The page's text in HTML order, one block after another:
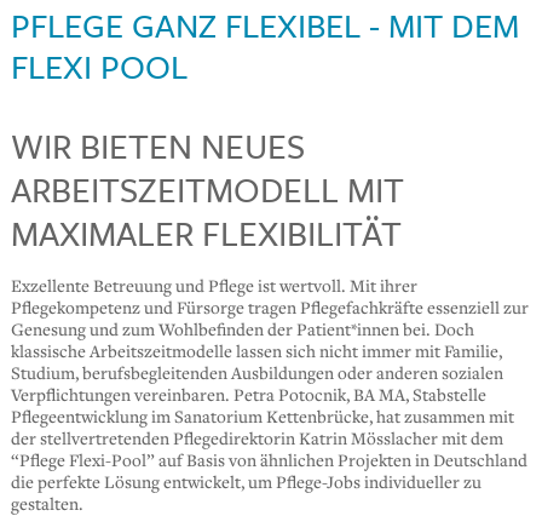
PFLEGE GANZ FLEXIBEL - MIT DEM
FLEXI POOL
WIR BIETEN NEUES
ARBEITSZEITMODELL MIT
MAXIMALER FLEXIBILITÄT
Exzellente Betreuung und Pflege ist wertvoll. Mit ihrer
Pflegekompetenz und Fürsorge tragen Pflegefachkräfte essenziell zur
Genesung und zum Wohlbefinden der Patient*innen bei. Doch
klassische Arbeitszeitmodelle lassen sich nicht immer mit Familie,
Studium, berufsbegleitenden Ausbildungen oder anderen sozialen
Verpflichtungen vereinbaren. Petra Potocnik, BA MA, Stabstelle
Pflegeentwicklung im Sanatorium Kettenbrücke, hat zusammen mit
der stellvertretenden Pflegedirektorin Katrin Mösslacher mit dem
“Pflege Flexi-Pool” auf Basis von ähnlichen Projekten in Deutschland
die perfekte Lösung entwickelt, um Pflege-Jobs individueller zu
gestalten.